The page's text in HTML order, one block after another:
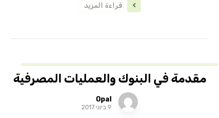
قراءة المزيد
مقدمة في البنوك والعمليات المصرفية
Opal
9 ביוני 2017